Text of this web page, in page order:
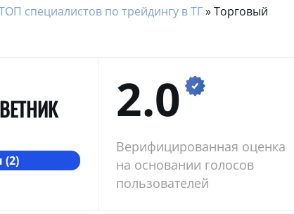
специалистов по трейдингу в ТГ»Торговый
2.0
Верифицированная оценка
на основании голосов
пользователей